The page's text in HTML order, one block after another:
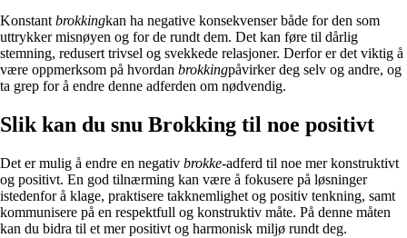
Konstant brokkingkan ha negative konsekvenser både for den som
uttrykker misnøyen og for de rundt dem. Det kan føre til dårlig
stemning, redusert trivsel og svekkede relasjoner. Derfor er det viktig å
være oppmerksom på hvordan brokkingpåvirker deg selv og andre, og
ta grep for å endre denne adferden om nødvendig.
Slik kan du snu Brokking til noe positivt
Det er mulig å endre en negativ brokke-adferd til noe mer konstruktivt
og positivt. En god tilnærming kan være å fokusere på løsninger
istedenfor å klage, praktisere takknemlighet og positiv tenkning, samt
kommunisere på en respektfull og konstruktiv måte. På denne måten
kan du bidra til et mer positivt og harmonisk miljø rundt deg.